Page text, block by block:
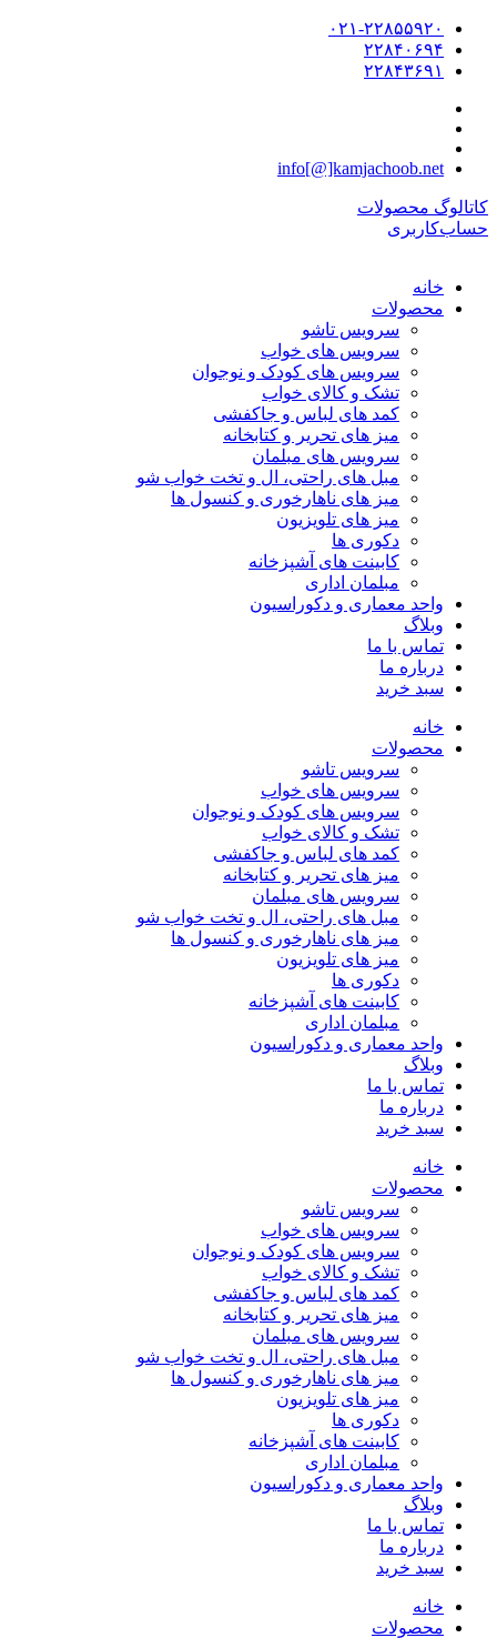
۰۲۱-۲۲۸۵۵۹۲۰
۲۲۸۴۰۶۹۴
۲۲۸۴۳۶۹۱
info[@]kamjachoob.net
کاتالوگ محصولات
حساب‌کاربری
خانه
محصولات
سرویس تاشو
سرویس های خواب
سرویس های کودک و نوجوان
تشک و کالای خواب
کمد های لباس و جاکفشی
میز های تحریر و کتابخانه
سرویس های مبلمان
مبل های راحتی، ال و تخت خواب شو
میز های ناهارخوری و کنسول ها
میز های تلویزیون
دکوری ها
کابینت های آشپزخانه
مبلمان اداری
واحد معماری و دکوراسیون
وبلاگ
تماس با ما
درباره ما
سبد خرید
خانه
محصولات
سرویس تاشو
سرویس های خواب
سرویس های کودک و نوجوان
تشک و کالای خواب
کمد های لباس و جاکفشی
میز های تحریر و کتابخانه
سرویس های مبلمان
مبل های راحتی، ال و تخت خواب شو
میز های ناهارخوری و کنسول ها
میز های تلویزیون
دکوری ها
کابینت های آشپزخانه
مبلمان اداری
واحد معماری و دکوراسیون
وبلاگ
تماس با ما
درباره ما
سبد خرید
خانه
محصولات
سرویس تاشو
سرویس های خواب
سرویس های کودک و نوجوان
تشک و کالای خواب
کمد های لباس و جاکفشی
میز های تحریر و کتابخانه
سرویس های مبلمان
مبل های راحتی، ال و تخت خواب شو
میز های ناهارخوری و کنسول ها
میز های تلویزیون
دکوری ها
کابینت های آشپزخانه
مبلمان اداری
واحد معماری و دکوراسیون
وبلاگ
تماس با ما
درباره ما
سبد خرید
خانه
محصولات